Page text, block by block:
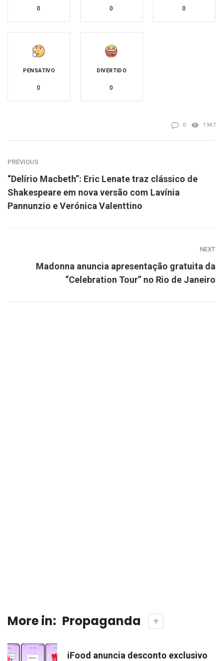
0 0 0
PENSATIVO
0
DIVERTIDO
0
0 1947
PREVIOUS
“Delírio Macbeth”: Eric Lenate traz clássico de
Shakespeare em nova versão com Lavínia
Pannunzio e Verónica Valenttino
NEXT
Madonna anuncia apresentação gratuita da
“Celebration Tour” no Rio de Janeiro
More in: Propaganda
iFood anuncia desconto exclusivo